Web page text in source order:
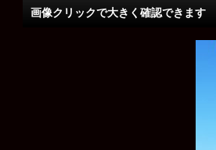
画像クリックで大きく確認できま